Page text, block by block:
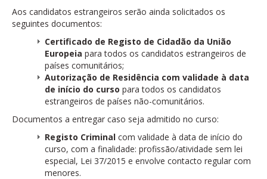
Aos candidatos estrangeiros serão ainda solicitados os
seguintes documentos:
Certificado de Registo de Cidadão da União
Europeia para todos os candidatos estrangeiros de
países comunitários;
Autorização de Residência com validade à data
de início do curso para todos os candidatos
estrangeiros de países não-comunitários.
Documentos a entregar caso seja admitido no curso:
Registo Criminal com validade à data de início do
curso, com a finalidade: profissão/atividade sem lei
especial, Lei 37/2015 e envolve contacto regular com
menores.